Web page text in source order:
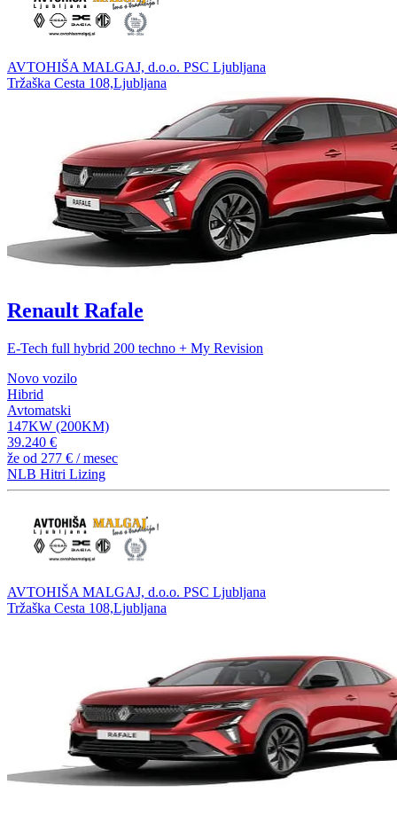
AVTOHIŠA MALGAJ, d.o.o. PSC Ljubljana
Tržaška Cesta 108,Ljubljana
Renault Rafale
E-Tech full hybrid 200 techno + My Revision
Novo vozilo
Hibrid
Avtomatski
147KW (200KM)
39.240 €
že od 277 € / mesec
NLB Hitri Lizing
AVTOHIŠA MALGAJ, d.o.o. PSC Ljubljana
Tržaška Cesta 108,Ljubljana